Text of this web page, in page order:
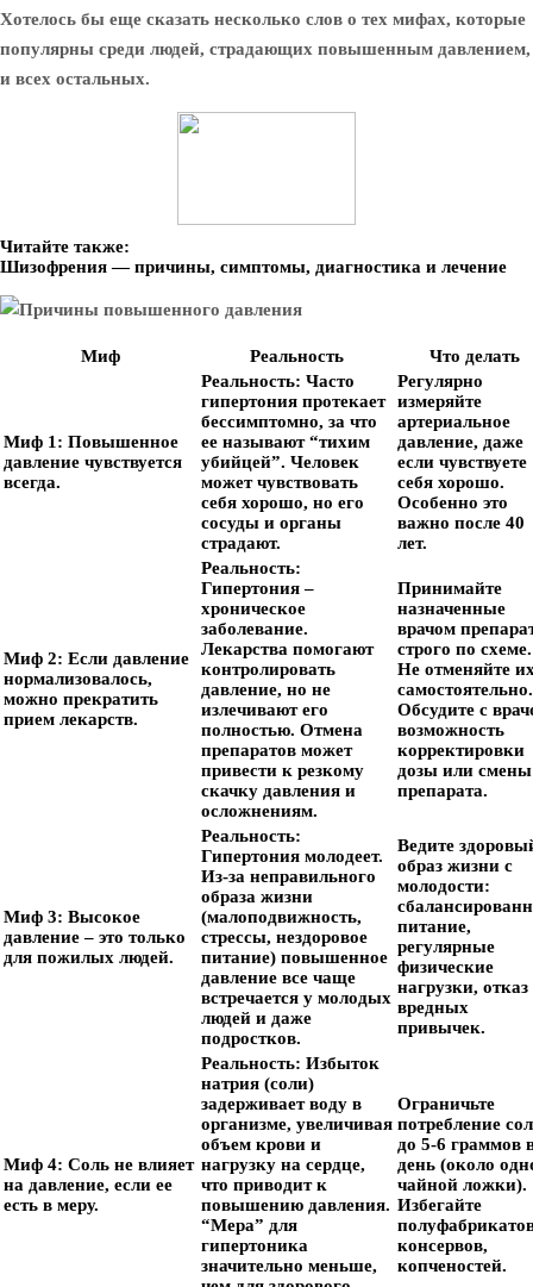
Хотелось бы еще сказать несколько слов о тех мифах, которые
популярны среди людей, страдающих повышенным давлением,
и всех остальных.
Читайте также:
Шизофрения — причины, симптомы, диагностика и лечение
Миф Реальность Что делать
Миф 1: Повышенное
давление чувствуется
всегда.
Реальность: Часто
гипертония протекает
бессимптомно, за что
ее называют “тихим
убийцей”. Человек
может чувствовать
себя хорошо, но его
сосуды и органы
страдают.
Регулярно
измеряйте
артериальное
давление, даже
если чувствуете
себя хорошо.
Особенно это
важно после 40
лет.
Миф 2: Если давление
нормализовалось,
можно прекратить
прием лекарств.
Реальность:
Гипертония –
хроническое
заболевание.
Лекарства помогают
контролировать
давление, но не
излечивают его
полностью. Отмена
препаратов может
привести к резкому
скачку давления и
осложнениям.
Принимайте
назначенные
врачом
строго по схеме.
Не отменяйте
самостоятельно.
Обсудите с
возможность
корректировки
дозы или смены
препарата.
Миф 3: Высокое
давление – это только
для пожилых людей.
Реальность:
Гипертония молодеет.
Из-за неправильного
образа жизни
(малоподвижность,
стрессы, нездоровое
питание) повышенное
давление все чаще
встречается у молодых
людей и даже
подростков.
Ведите
образ жизни с
молодости:
питание,
регулярные
физические
нагрузки, отказ
вредных
привычек.
Миф 4: Соль не влияет
на давление, если ее
есть в меру.
Реальность: Избыток
натрия (соли)
задерживает воду в
организме, увеличивая
объем крови и
нагрузку на сердце,
что приводит к
повышению давления.
“Мера” для
гипертоника
значительно меньше,
Ограничьте
потребление
до 5-6 граммов
день (около
чайной ложки).
Избегайте
консервов,
копченостей.